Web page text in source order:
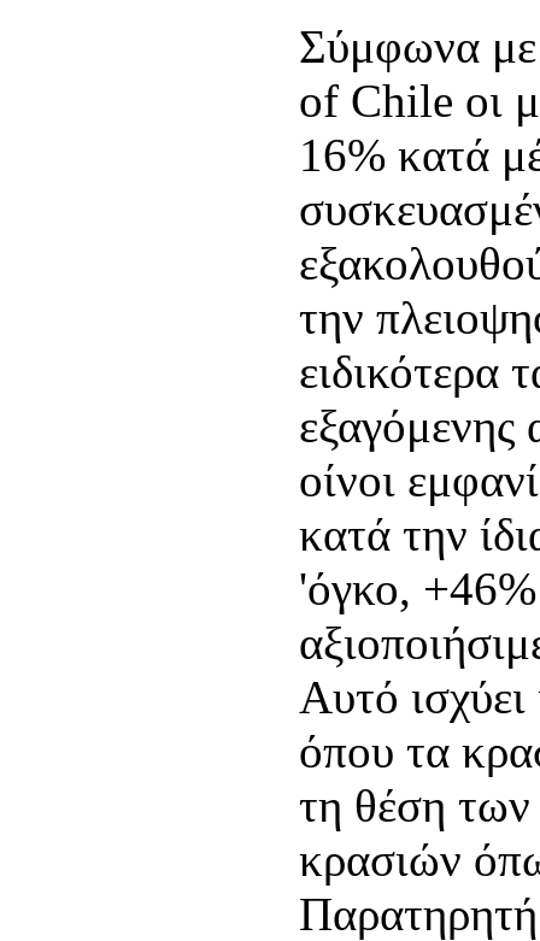
Σύμφωνα με
of Chile οι
16% κατά
την
ειδικότερα
εξαγόμενης
οίνοι
κατά την
'όγκο, +46%
Αυτό ισχύει
όπου τα
τη θέση των
κρασιών